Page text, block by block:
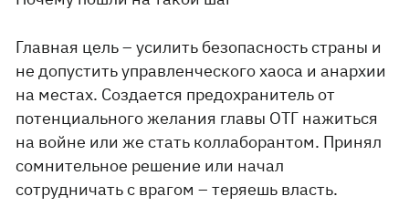
Главная цель – усилить безопасность страны и
не допустить управленческого хаоса и анархии
на местах. Создается предохранитель от
потенциального желания главы ОТГ нажиться
на войне или же стать коллаборантом. Принял
сомнительное решение или начал
сотрудничать с врагом – теряешь власть.